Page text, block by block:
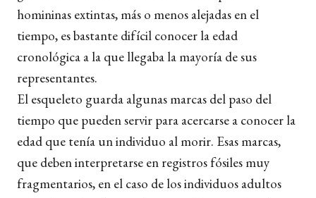
homininas extintas, más o menos alejadas en el
tiempo, es bastante difícil conocer la edad
cronológica a la que llegaba la mayoría de sus
representantes.
El esqueleto guarda algunas marcas del paso del
tiempo que pueden servir para acercarse a conocer la
edad que tenía un individuo al morir. Esas marcas,
que deben interpretarse en registros fósiles muy
fragmentarios, en el caso de los individuos adultos